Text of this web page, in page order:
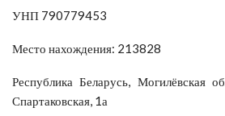
УНП 790779453
Место нахождения: 213828
Республика Беларусь, Могилёвская
Спартаковская, 1а